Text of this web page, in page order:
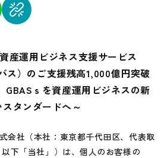
産運用ビジネス支援サービス
ス）のご支援残高1,000億円突破
GBASｓを資産運用ビジネスの新
スタンダードへ～
会社（本社：東京都千代田区、代表取
下「当社」）は、個人のお客様の